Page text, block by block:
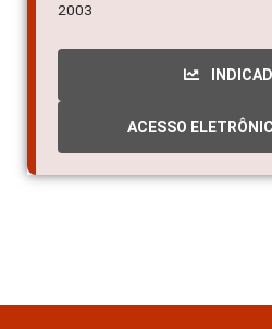
2003
ACESSO